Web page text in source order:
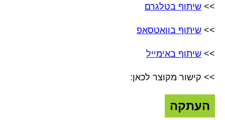
>> שיתוף בטלגרם
>> שיתוף בוואטסאפ
>> שיתוף באימייל
>> קישור מקוצר לכאן:
העתקה